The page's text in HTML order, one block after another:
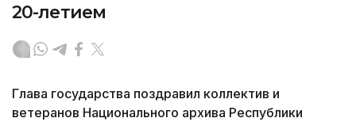
20-летием
Глава государства поздравил коллектив и
ветеранов Национального архива Республики